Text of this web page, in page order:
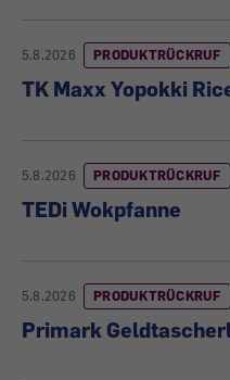
5.8.2026 PRODUKTRÜCKRUF
TK Maxx Yopokki
5.8.2026 PRODUKTRÜCKRUF
TEDi Wokpfanne
5.8.2026 PRODUKTRÜCKRUF
Primark